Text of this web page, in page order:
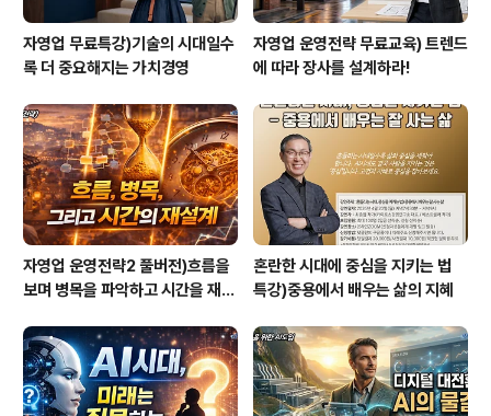
자영업 무료특강)기술의 시대일수
록 더 중요해지는 가치경영
자영업 운영전략 무료교육) 트렌드
에 따라 장사를 설계하라!
자영업 운영전략2 풀버전)흐름을
보며 병목을 파악하고 시간을 재설
혼란한 시대에 중심을 지키는 법
특강)중용에서 배우는 삶의 지혜